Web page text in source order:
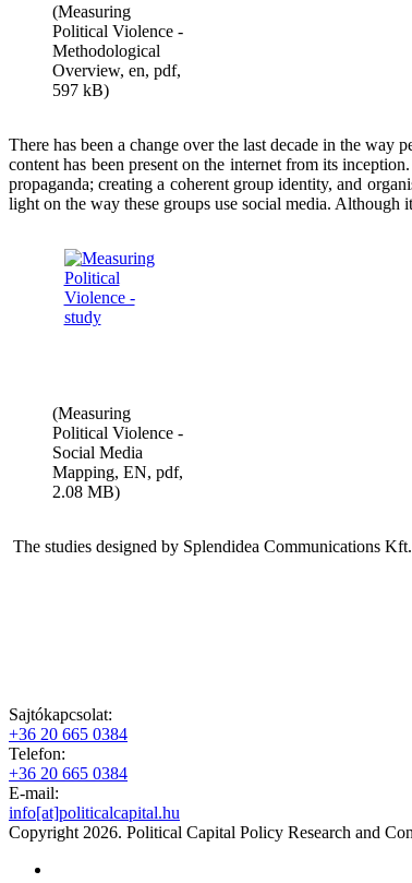
(Measuring
Political Violence -
Methodological
Overview, en, pdf,
597 kB)
There has been a change over the last decade in the way
content has been present on the internet from its
propaganda; creating a coherent group identity, and
light on the way these groups use social media. Although
(Measuring
Political Violence -
Social Media
Mapping, EN, pdf,
2.08 MB)
The studies designed by Splendidea Communications Kft.
Sajtókapcsolat:
+36 20 665 0384
Telefon:
+36 20 665 0384
E-mail:
info[at]politicalcapital.hu
Copyright 2026. Political Capital Policy Research and